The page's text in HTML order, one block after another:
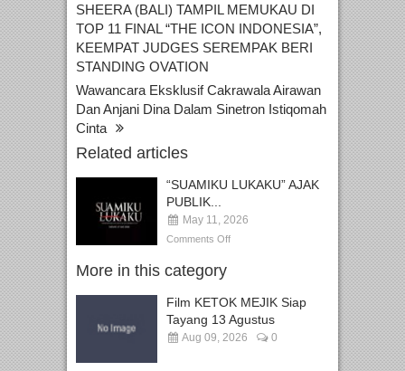
SHEERA (BALI) TAMPIL MEMUKAU DI
TOP 11 FINAL “THE ICON INDONESIA”,
KEEMPAT JUDGES SEREMPAK BERI
STANDING OVATION
Wawancara Eksklusif Cakrawala Airawan
Dan Anjani Dina Dalam Sinetron Istiqomah
Cinta
Related articles
“SUAMIKU LUKAKU” AJAK
PUBLIK...
May 11, 2026
Comments Off
More in this category
Film KETOK MEJIK Siap
Tayang 13 Agustus
Aug 09, 2026 0